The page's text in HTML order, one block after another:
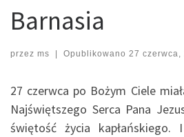
Barnasia
przez ms | Opublikowano 27 czerwca,
27 czerwca po Bożym Ciele
Najświętszego Serca Pana
świętość życia